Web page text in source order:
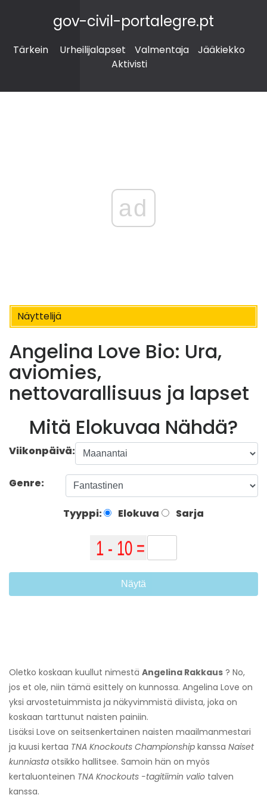
gov-civil-portalegre.pt
Tärkein Urheilijalapset Valmentaja
Jääkiekko
Aktivisti
ad
Näyttelijä
Angelina Love Bio: Ura,
aviomies,
nettovarallisuus ja lapset
Mitä Elokuvaa Nähdä?
Viikonpäivä:
Genre:
Tyyppi: Elokuva Sarja
Näytä
Oletko koskaan kuullut nimestä Angelina Rakkaus ? No,
jos et ole, niin tämä esittely on kunnossa. Angelina Love on
yksi arvostetuimmista ja näkyvimmistä diivista, joka on
koskaan tarttunut naisten painiin.
Lisäksi Love on seitsenkertainen naisten maailmanmestari
ja kuusi kertaa TNA Knockouts Championship kanssa Naiset
kunniasta otsikko hallitsee. Samoin hän on myös
kertaluonteinen TNA Knockouts -tagitiimin valio talven
kanssa.